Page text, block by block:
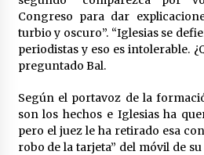
El cultivo casero
meses a 256
La Feria de Abril de
cara por la crisis
18 de abril de
Congreso para dar
turbio y oscuro”. “Iglesias se
periodistas y eso es intolerable.
preguntado Bal.
Según el portavoz de la
son los hechos e Iglesias ha
pero el juez le ha retirado esa
robo de la tarjeta” del móvil de